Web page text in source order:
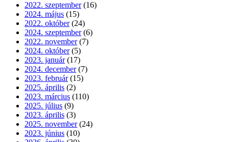
2022. szeptember (16)
2024. május (15)
2022. október (24)
2024. szeptember (6)
2022. november (7)
2024. október (5)
2023. január (17)
2024. december (7)
2023. február (15)
2025. április (2)
2023. március (110)
2025. július (9)
2023. április (3)
2025. november (24)
2023. június (10)